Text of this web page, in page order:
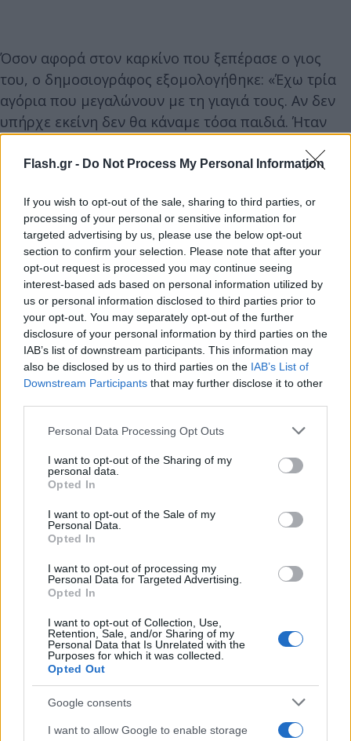
Flash.gr - Do Not Process My Personal Information
If you wish to opt-out of the sale, sharing to third parties, or
processing of your personal or sensitive information for
targeted advertising by us, please use the below opt-out
section to confirm your selection. Please note that after your
opt-out request is processed you may continue seeing
interest-based ads based on personal information utilized by
us or personal information disclosed to third parties prior to
your opt-out. You may separately opt-out of the further
disclosure of your personal information by third parties on the
IAB’s list of downstream participants. This information may
also be disclosed by us to third parties on the IAB’s List of
Downstream Participants that may further disclose it to other
Please note that this website/app uses one or more Google
not limited to your visit or usage behaviour. You may click to
grant or deny consent to Google and its third-party tags to
use your data for below specified purposes in below Google
consent section.
Personal Data Processing Opt Outs
I want to opt-out of the Sharing of my
personal data.
Opted In
I want to opt-out of the Sale of my
Personal Data.
Opted In
I want to opt-out of processing my
Personal Data for Targeted Advertising.
Opted In
I want to opt-out of Collection, Use,
Retention, Sale, and/or Sharing of my
Personal Data that Is Unrelated with the
Purposes for which it was collected.
Opted Out
Google consents
I want to allow Google to enable storage
Όσον αφορά στον καρκίνο που ξεπέρασε ο γιος
του, ο δημοσιογράφος εξομολογήθηκε: «Έχω τρία
αγόρια που μεγαλώνουν με τη γιαγιά τους. Αν δεν
υπήρχε εκείνη δεν θα κάναμε τόσα παιδιά. Ήταν
μια περίοδος της ζωής μου που επηρέασε όλη την
οικογένεια. Δύσκολη περίοδος, να μη τη ζήσει
Γεννηματά μου έδωσε κουράγιο πώς θα το
ξεπεράσει. Έκανε επισκέψεις στους θαλάμους και
έφερνε δώρα στα παιδιά. Η σύζυγός μου ήταν
έγκυος στο τρίτο παιδί.